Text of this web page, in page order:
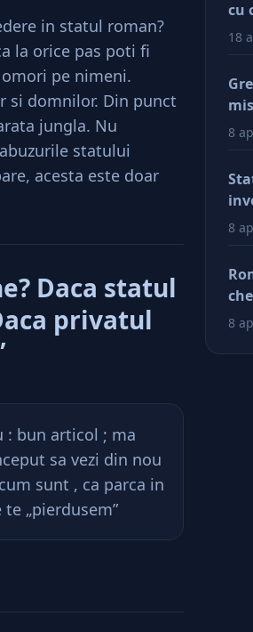
in statul roman?
la orice pas poti fi
pe nimeni.
si domnilor. Din punct
jungla. Nu
statului
acesta este doar
Daca statul
privatul
: bun articol ; ma
sa vezi din nou
sunt , ca parca in
„pierdusem”
cu
18
8
rău
8
8